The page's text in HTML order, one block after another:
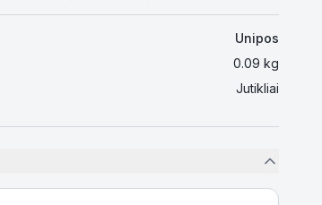
Unipos
0.09 kg
Jutikliai